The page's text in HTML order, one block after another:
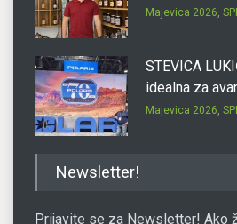
Majevica 2026,
STEVICA
idealna za
Majevica 2026,
Newsletter!
Prijavite se za Newsletter! Ako